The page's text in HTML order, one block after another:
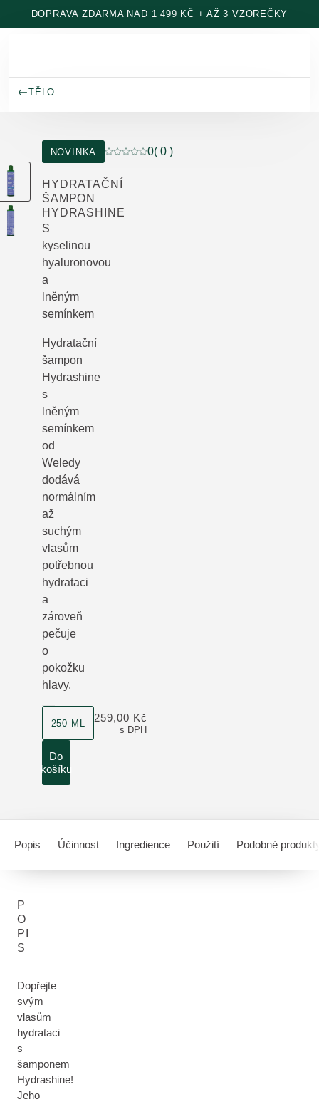
Přeskočit na hlavní obsah
DOPRAVA ZDARMA NAD 1 499 KČ + AŽ 3 VZOREČKY
TĚLO
NOVINKA
Aktuální hodnocení: 0 z 5 hvězdiček
0( 0 )
HYDRATAČNÍ
ŠAMPON
HYDRASHINE
S
kyselinou
hyaluronovou
a
lněným
semínkem
Hydratační
šampon
Hydrashine
s
lněným
semínkem
od
Weledy
dodává
normálním
až
suchým
vlasům
potřebnou
hydrataci
a
zároveň
pečuje
o
pokožku
hlavy.
velikost produktu
250 ML
s DPH
259,00 Kč
Do
košíku
Popis Účinnost Ingredience Použití Podobné
P
O
PI
S
Dopřejte
svým
vlasům
hydrataci
s
šamponem
Hydrashine!
Jeho